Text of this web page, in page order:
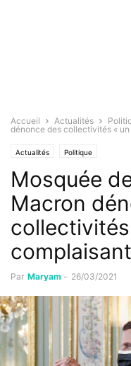
Accueil Actualités
dénonce des collectivités «
Actualités Politique
Mosquée
Macron
Par Maryam - 26/03/2021